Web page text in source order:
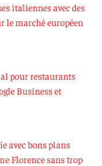
italiennes avec des
le marché européen
pour restaurants
Business et
avec bons plans
Florence sans trop